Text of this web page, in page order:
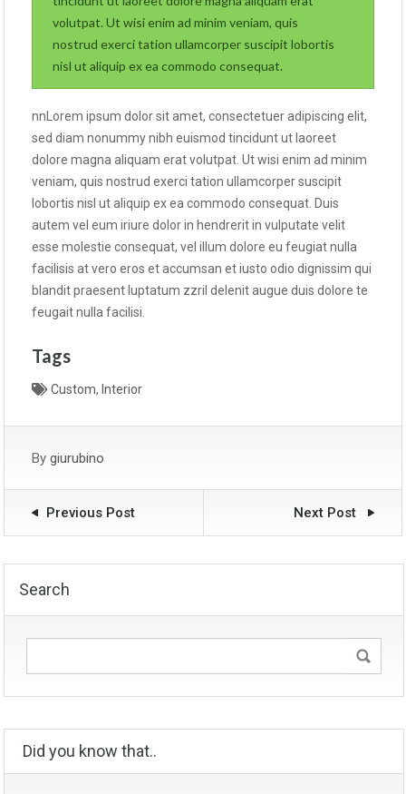
volutpat. Ut wisi enim ad minim veniam, quis
nostrud exerci tation ullamcorper suscipit lobortis
nisl ut aliquip ex ea commodo consequat.
nnLorem ipsum dolor sit amet, consectetuer adipiscing elit,
sed diam nonummy nibh euismod tincidunt ut laoreet
dolore magna aliquam erat volutpat. Ut wisi enim ad minim
veniam, quis nostrud exerci tation ullamcorper suscipit
lobortis nisl ut aliquip ex ea commodo consequat. Duis
autem vel eum iriure dolor in hendrerit in vulputate velit
esse molestie consequat, vel illum dolore eu feugiat nulla
facilisis at vero eros et accumsan et iusto odio dignissim qui
blandit praesent luptatum zzril delenit augue duis dolore te
feugait nulla facilisi.
Tags
Custom, Interior
By giurubino
Previous Post Next Post
Search
Did you know that..